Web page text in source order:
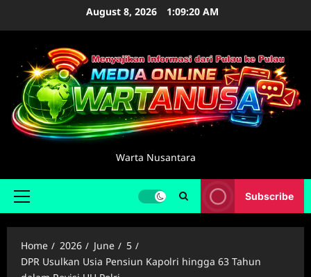
August 8, 2026 1:09:21 AM
Warta Nusantara
Primary
Subscribe
Home 2026 June
5
DPR Usulkan Usia Pensiun Kapolri hingga 63 Tahun